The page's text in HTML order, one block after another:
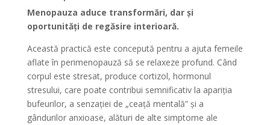
Menopauza aduce transformări, dar și
oportunități de regăsire interioară.
Această practică este concepută pentru a ajuta femeile
aflate în perimenopauză să se relaxeze profund. Când
corpul este stresat, produce cortizol, hormonul
stresului, care poate contribui semnificativ la apariția
bufeurilor, a senzației de „ceață mentală” și a
gândurilor anxioase, alături de alte simptome ale